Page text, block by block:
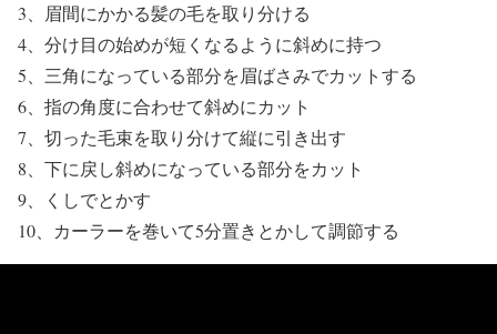
3、眉間にかかる髪の毛を取り分ける
4、分け目の始めが短くなるように斜めに持つ
5、三角になっている部分を眉ばさみでカットする
6、指の角度に合わせて斜めにカット
7、切った毛束を取り分けて縦に引き出す
8、下に戻し斜めになっている部分をカット
9、くしでとかす
10、カーラーを巻いて5分置きとかして調節する